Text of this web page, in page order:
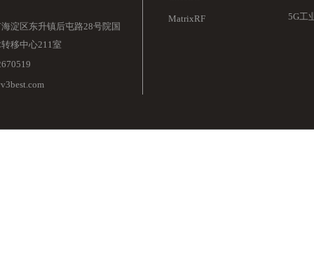
MatrixRF
淀区东升镇后屯路28号院国
移中心211室
5G工